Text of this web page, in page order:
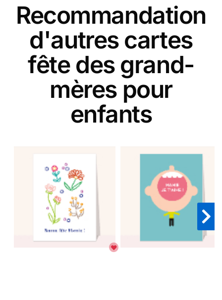
Recommandation
d'autres cartes
fête des grand-
mères pour
enfants